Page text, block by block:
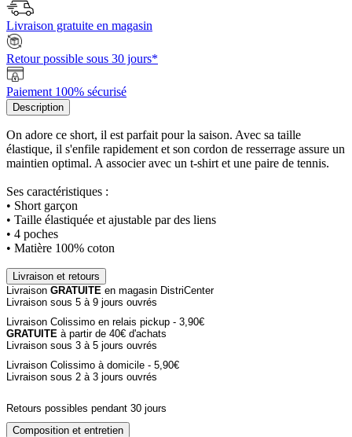
Livraison gratuite en magasin
Retour possible sous 30 jours*
Paiement 100% sécurisé
Description
On adore ce short, il est parfait pour la saison. Avec sa taille
élastique, il s'enfile rapidement et son cordon de resserrage assure un
maintien optimal. A associer avec un t-shirt et une paire de tennis.
Ses caractéristiques :
• Short garçon
• Taille élastiquée et ajustable par des liens
• 4 poches
• Matière 100% coton
Livraison et retours
Livraison GRATUITE en magasin DistriCenter
Livraison sous 5 à 9 jours ouvrés
Livraison Colissimo en relais pickup - 3,90€
GRATUITE à partir de 40€ d'achats
Livraison sous 3 à 5 jours ouvrés
Livraison Colissimo à domicile - 5,90€
Livraison sous 2 à 3 jours ouvrés
Retours possibles pendant 30 jours
Composition et entretien